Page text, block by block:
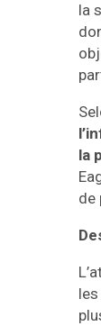
la
la
de